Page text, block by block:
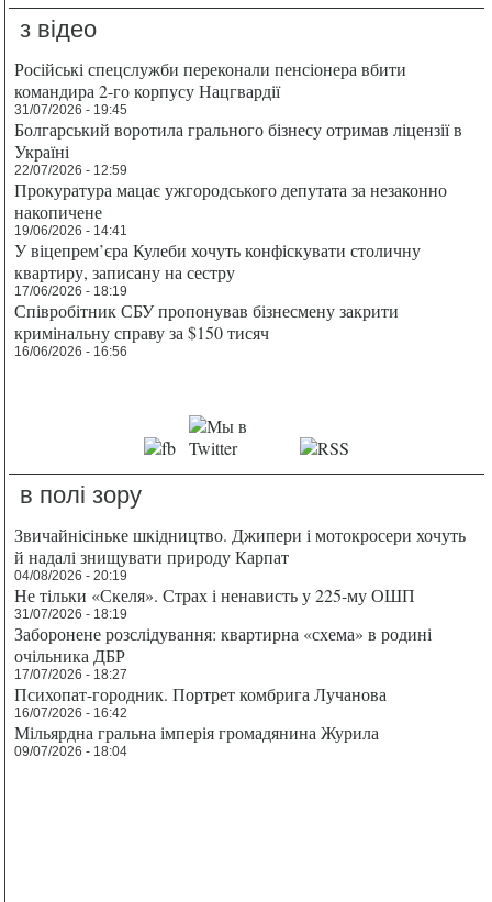
з відео
Російські спецслужби переконали пенсіонера вбити
командира 2-го корпусу Нацгвардії
31/07/2026 - 19:45
Болгарський воротила грального бізнесу отримав ліцензії в
Україні
22/07/2026 - 12:59
Прокуратура мацає ужгородського депутата за незаконно
накопичене
19/06/2026 - 14:41
У віцепрем’єра Кулеби хочуть конфіскувати столичну
квартиру, записану на сестру
17/06/2026 - 18:19
Співробітник СБУ пропонував бізнесмену закрити
кримінальну справу за $150 тисяч
16/06/2026 - 16:56
в полі зору
Звичайнісіньке шкідництво. Джипери і мотокросери хочуть
й надалі знищувати природу Карпат
04/08/2026 - 20:19
Не тільки «Скеля». Страх і ненависть у 225-му ОШП
31/07/2026 - 18:19
Заборонене розслідування: квартирна «схема» в родині
очільника ДБР
17/07/2026 - 18:27
Психопат-городник. Портрет комбрига Лучанова
16/07/2026 - 16:42
Мільярдна гральна імперія громадянина Журила
09/07/2026 - 18:04